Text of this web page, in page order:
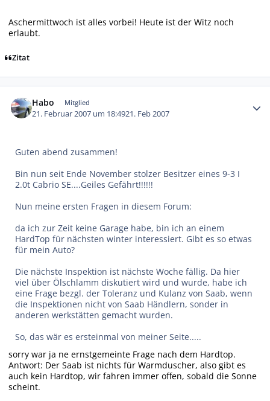
Aschermittwoch ist alles vorbei! Heute ist der Witz noch
erlaubt.
Zitat
Habo Mitglied
21. Februar 2007 um 18:4921. Feb 2007
Guten abend zusammen!
Bin nun seit Ende November stolzer Besitzer eines 9-3 I
2.0t Cabrio SE....Geiles Gefährt!!!!!!
Nun meine ersten Fragen in diesem Forum:
da ich zur Zeit keine Garage habe, bin ich an einem
HardTop für nächsten winter interessiert. Gibt es so etwas
für mein Auto?
Die nächste Inspektion ist nächste Woche fällig. Da hier
viel über Ölschlamm diskutiert wird und wurde, habe ich
eine Frage bezgl. der Toleranz und Kulanz von Saab, wenn
die Inspektionen nicht von Saab Händlern, sonder in
anderen werkstätten gemacht wurden.
So, das wär es ersteinmal von meiner Seite.....
sorry war ja ne ernstgemeinte Frage nach dem Hardtop.
Antwort: Der Saab ist nichts für Warmduscher, also gibt es
auch kein Hardtop, wir fahren immer offen, sobald die Sonne
scheint.